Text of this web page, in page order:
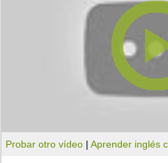
Probar otro vídeo |Aprender inglés